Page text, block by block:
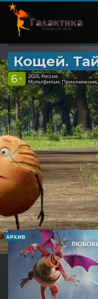
Кощей.
6 +
2026, Россия
Мультфильм, Приключения,
АРХИВ